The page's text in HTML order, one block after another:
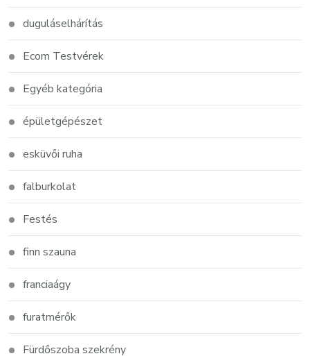
duguláselhárítás
Ecom Testvérek
Egyéb kategória
épületgépészet
esküvői ruha
falburkolat
Festés
finn szauna
franciaágy
furatmérők
Fürdőszoba szekrény